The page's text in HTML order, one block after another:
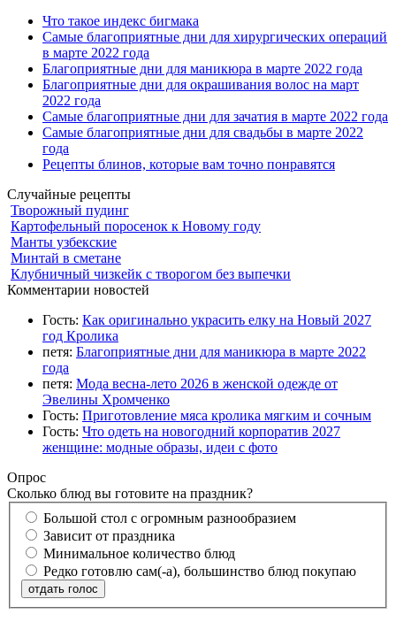
Что такое индекс бигмака
Самые благоприятные дни для хирургических операций
в марте 2022 года
Благоприятные дни для маникюра в марте 2022 года
Благоприятные дни для окрашивания волос на март
2022 года
Самые благоприятные дни для зачатия в марте 2022 года
Самые благоприятные дни для свадьбы в марте 2022
года
Рецепты блинов, которые вам точно понравятся
Случайные рецепты
Творожный пудинг
Картофельный поросенок к Новому году
Манты узбекские
Минтай в сметане
Клубничный чизкейк с творогом без выпечки
Комментарии новостей
Гость: Как оригинально украсить елку на Новый 2027
год Кролика
петя: Благоприятные дни для маникюра в марте 2022
года
петя: Мода весна-лето 2026 в женской одежде от
Эвелины Хромченко
Гость: Приготовление мяса кролика мягким и сочным
Гость: Что одеть на новогодний корпоратив 2027
женщине: модные образы, идеи с фото
Опрос
Сколько блюд вы готовите на праздник?
Большой стол с огромным разнообразием
Зависит от праздника
Минимальное количество блюд
Редко готовлю сам(-а), большинство блюд покупаю
отдать голос